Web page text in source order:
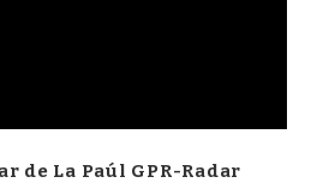
de La Paúl GPR-Radar